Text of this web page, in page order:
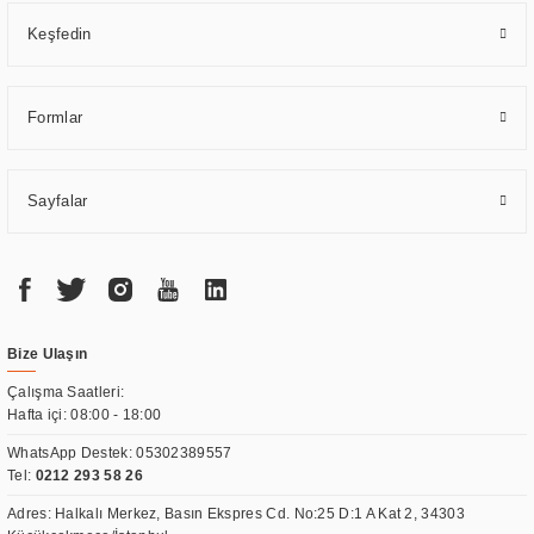
Keşfedin
Formlar
Sayfalar
Bize Ulaşın
Çalışma Saatleri:
Hafta içi: 08:00 - 18:00
WhatsApp Destek:05302389557
Tel: 0212 293 58 26
Adres: Halkalı Merkez, Basın Ekspres Cd. No:25 D:1 A Kat 2, 34303